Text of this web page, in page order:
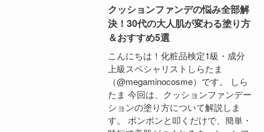
クッションファンデの悩み全部解
決！30代の大人肌が変わる塗り方
＆おすすめ5選
こんにちは！化粧品検定1級・成分
上級スペシャリストしらたま
（@megaminocosme）です。 しら
たま 今回は、クッションファンデー
ションの塗り方について解説しま
す。 ポンポンと叩くだけで、簡単・